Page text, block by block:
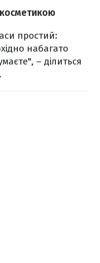
простий:
набагато
– ділиться